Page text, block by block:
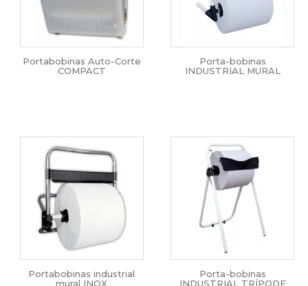
Portabobinas Auto-Corte
COMPACT
Porta-bobinas
INDUSTRIAL MURAL
Portabobinas industrial
mural INOX
Porta-bobinas
INDUSTRIAL TRÍPODE